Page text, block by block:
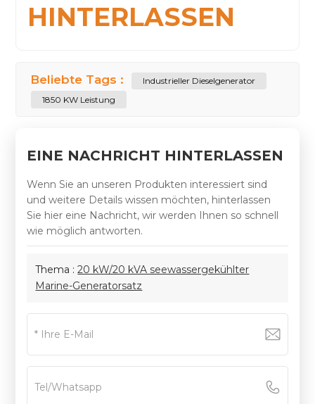
HINTERLASSEN
Beliebte Tags :
Industrieller Dieselgenerator
1850 KW Leistung
EINE NACHRICHT HINTERLASSEN
Wenn Sie an unseren Produkten interessiert sind
und weitere Details wissen möchten, hinterlassen
Sie hier eine Nachricht, wir werden Ihnen so schnell
wie möglich antworten.
Thema :20 kW/20 kVA seewassergekühlter
Marine-Generatorsatz